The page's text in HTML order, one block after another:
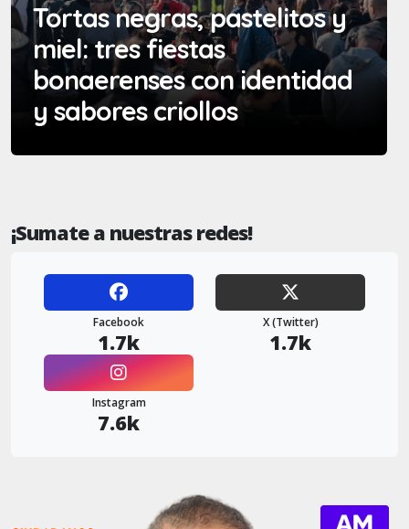
Tortas negras, pastelitos y
miel: tres fiestas
bonaerenses con identidad
y sabores criollos
¡Sumate a nuestras redes!
Facebook
1.7k
X (Twitter)
1.7k
Instagram
7.6k